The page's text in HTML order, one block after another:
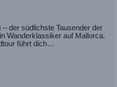
der südlichste Tausender der
Wanderklassiker auf Mallorca.
führt dich…